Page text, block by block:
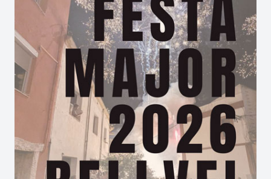
esgavellada. Es troba força amagat, el seu
recorregut és angost i els amants d'aquest indret
el descriuen com un laberint natural on podem
jugar a perdre'ns.
PR-C119 CINTURÓ DE LA CONCA D'ÒDENA
Aquest sender de petit recorregut va néixer a
partir de la proposta de la Colla Excursionista
Vilanova del Camí , té una longitud de
68'35km, amb un desnivell acumulat, tant de
pujada com de baixada de 2150m, i un temps de